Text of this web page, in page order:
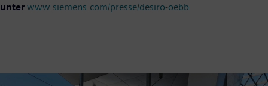
unter www.siemens.com/presse/desiro-oebb